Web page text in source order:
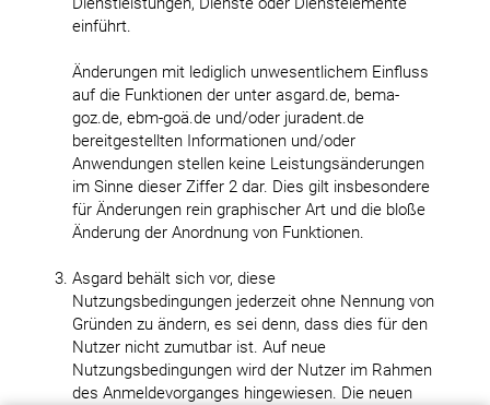
einführt.
Änderungen mit lediglich unwesentlichem Einfluss
auf die Funktionen der unter asgard.de, bema-
goz.de, ebm-goä.de und/oder juradent.de
bereitgestellten Informationen und/oder
Anwendungen stellen keine Leistungsänderungen
im Sinne dieser Ziffer 2 dar. Dies gilt insbesondere
für Änderungen rein graphischer Art und die bloße
Änderung der Anordnung von Funktionen.
Asgard behält sich vor, diese
Nutzungsbedingungen jederzeit ohne Nennung von
Gründen zu ändern, es sei denn, dass dies für den
Nutzer nicht zumutbar ist. Auf neue
Nutzungsbedingungen wird der Nutzer im Rahmen
des Anmeldevorganges hingewiesen. Die neuen